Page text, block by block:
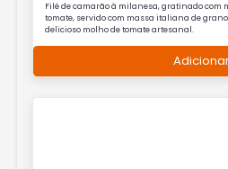
Filé de camarão à milanesa, gratinado com
tomate, servido com massa italiana de
delicioso molho de tomate artesanal.